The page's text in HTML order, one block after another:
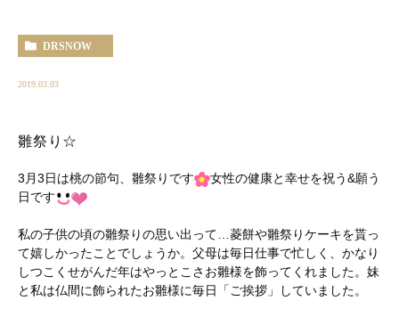
DRSNOW
2019.03.03
雛祭り☆
3月3日は桃の節句、雛祭りです
女性の健康と幸せを祝う&願う
日です
私の子供の頃の雛祭りの思い出って…菱餅や雛祭りケーキを貰っ
て嬉しかったことでしょうか。父母は毎日仕事で忙しく、かなり
しつこくせがんだ年はやっとこさお雛様を飾ってくれました。妹
と私は仏間に飾られたお雛様に毎日「ご挨拶」していました。